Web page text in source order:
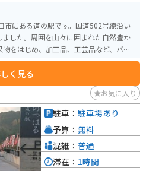
市にある道の駅です。国道502号線沿い
した。周囲を山々に囲まれた自然豊か
をはじめ、加工品、工芸品など、バラ
やメンチカツなどの定番メニューか
しめます。また、大分県の名産品であ
やドリンクも人気です。バイクで訪れ
安心です。ツーリングの休憩に、食事
岡城阯などの歴史
温泉地もあります。道の駅を拠点に、
です。
く見る
お気に入り
駐車： 駐車場あり
予算： 無料
混雑： 普通
滞在： 1時間